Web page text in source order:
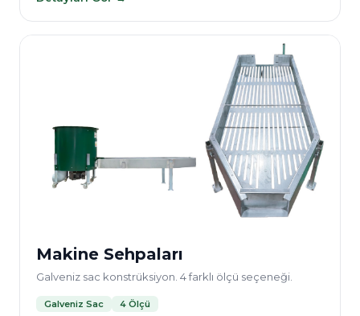
Makine Sehpaları
Galveniz sac konstrüksiyon. 4 farklı ölçü seçeneği.
Galveniz Sac 4 Ölçü